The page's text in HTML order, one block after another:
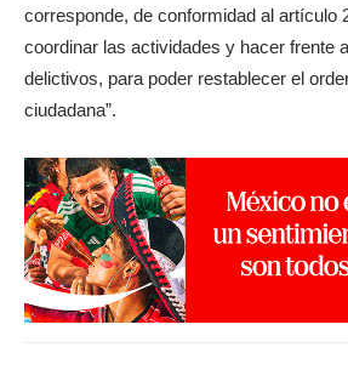
corresponde, de conformidad al artículo
coordinar las actividades y hacer frente
delictivos, para poder restablecer el
ciudadana”.